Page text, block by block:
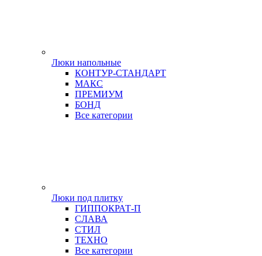
Люки напольные
КОНТУР-СТАНДАРТ
МАКС
ПРЕМИУМ
БОНД
Все категории
Люки под плитку
ГИППОКРАТ-П
СЛАВА
СТИЛ
ТЕХНО
Все категории